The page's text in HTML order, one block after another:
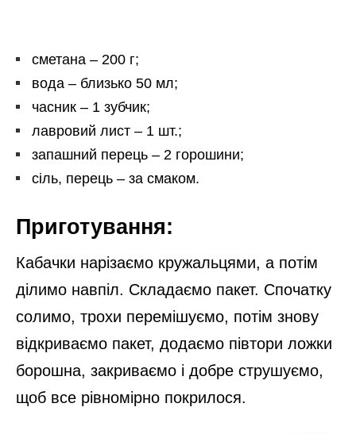
сметана – 200 г;
вода – близько 50 мл;
часник – 1 зубчик;
лавровий лист – 1 шт.;
запашний перець – 2 горошини;
сіль, перець – за смаком.
Приготування:
Кабачки нарізаємо кружальцями, а потім
ділимо навпіл. Складаємо пакет. Спочатку
солимо, трохи перемішуємо, потім знову
відкриваємо пакет, додаємо півтори ложки
борошна, закриваємо і добре струшуємо,
щоб все рівномірно покрилося.